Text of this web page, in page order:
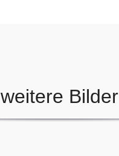
weitere Bilder